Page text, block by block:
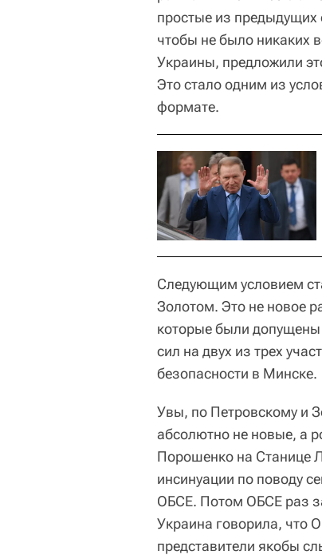
простые из
чтобы не было никаких
Украины, предложили
Это стало одним из
формате.
Следующим условием
Золотом. Это не новое
которые были допущены
сил на двух из трех
безопасности в Минске.
Увы, по Петровскому и
абсолютно не новые, а
Порошенко на Станице
инсинуации по поводу
ОБСЕ. Потом ОБСЕ раз
Украина говорила, что
представители якобы